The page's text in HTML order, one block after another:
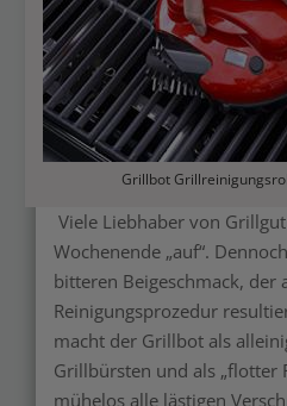
Grillbot
Viele Liebhaber von
Wochenende „auf“.
bitteren Beigeschmack, der
Reinigungsprozedur
macht der Grillbot als
Grillbürsten und als „flotter
mühelos alle lästigen